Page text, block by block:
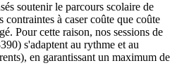
soutenir le parcours scolaire de
à caser coûte que coûte
Pour cette raison, nos sessions de
s'adaptent au rythme et au
en garantissant un maximum de